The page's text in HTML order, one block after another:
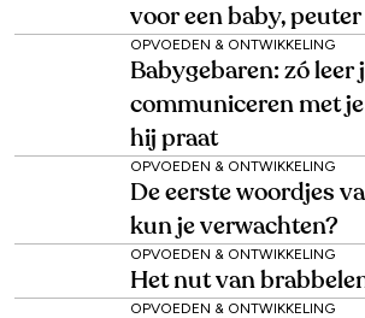
voor een baby,
OPVOEDEN & ONTWIKKELING
Babygebaren: zó leer
communiceren met
hij praat
OPVOEDEN & ONTWIKKELING
De eerste woordjes
kun je verwachten?
OPVOEDEN & ONTWIKKELING
Het nut van
OPVOEDEN & ONTWIKKELING